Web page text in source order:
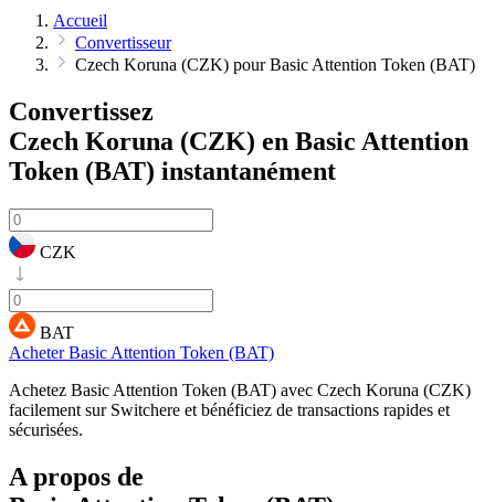
Accueil
Convertisseur
Czech Koruna (CZK) pour Basic Attention Token (BAT)
Convertissez
Czech Koruna (CZK) en Basic Attention
Token (BAT) instantanément
CZK
BAT
Acheter Basic Attention Token (BAT)
Achetez Basic Attention Token (BAT) avec Czech Koruna (CZK)
facilement sur Switchere et bénéficiez de transactions rapides et
sécurisées.
A propos de